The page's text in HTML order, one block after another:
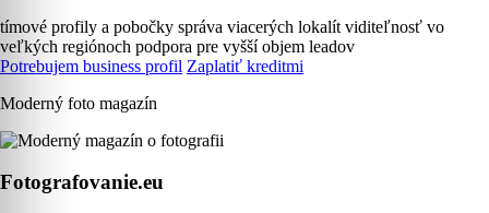
tímové profily a pobočky správa viacerých lokalít viditeľnosť vo
veľkých regiónoch podpora pre vyšší objem leadov
Potrebujem business profil Zaplatiť kreditmi
Moderný foto magazín
Fotografovanie.eu